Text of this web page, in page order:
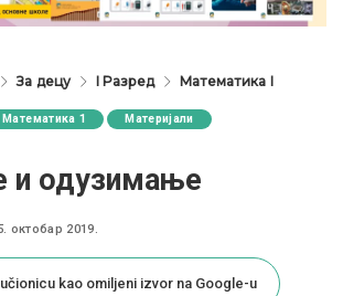
За децу I Разред Математика I
Математика 1
Материјали
и одузимање
октобар 2019.
kao omiljeni izvor na Google-u